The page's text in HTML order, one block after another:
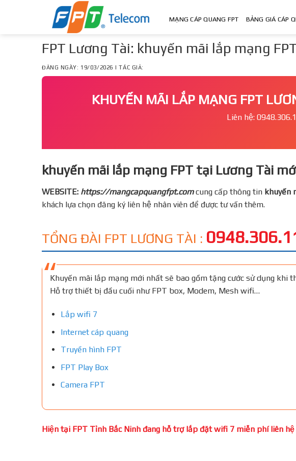
MẠNG CÁP QUANG FPT BẢNG GIÁ CÁP
FPT Lương Tài: khuyến mãi lắp mạng
ĐĂNG NGÀY: 19/03/2026 | TÁC GIẢ:
KHUYẾN MÃI LẮP MẠNG FPT
Liên hệ:
khuyến mãi lắp mạng FPT tại Lương Tài
WEBSITE: https://mangcapquangfpt.comcung cấp thông tin khuyến
khách lựa chọn đăng ký liên hệ nhân viên để được tư vấn thêm.
TỔNG ĐÀI FPT LƯƠNG TÀI :
Khuyến mãi lắp mạng mới nhất sẽ bao gồm tặng cước sử dụng khi
Hỗ trợ thiết bị đầu cuối như FPT box, Modem, Mesh wifi…
Lắp wifi 7
Internet cáp quang
Truyền hình FPT
FPT Play Box
Camera FPT
Hiện tại FPT Tỉnh Bắc Ninh đang hỗ trợ lắp đặt wifi 7 miễn phí liên